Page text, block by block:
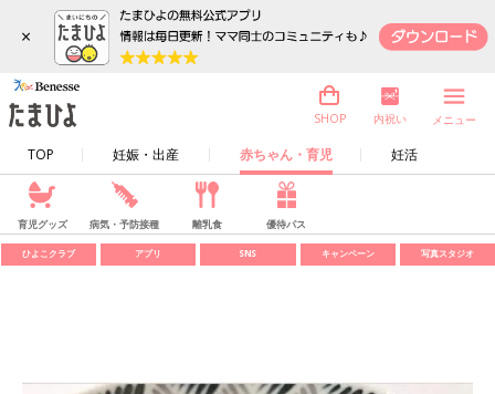
×
TOP 妊娠・出産 赤ちゃん・育児 妊活
SHOP 内祝い メニュー
育児グッズ 病気・予防接種 離乳食 優待パス
ひよこクラブ アプリ SNS キャンペーン 写真スタジオ